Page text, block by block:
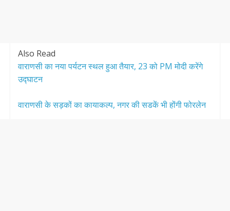
Also Read
वाराणसी का नया पर्यटन स्थल हुआ तैयार, 23 को PM मोदी करेंगे
उद्घाटन
वाराणसी के सड़कों का कायाकल्प, नगर की सडकें भी होंगी फोरलेन